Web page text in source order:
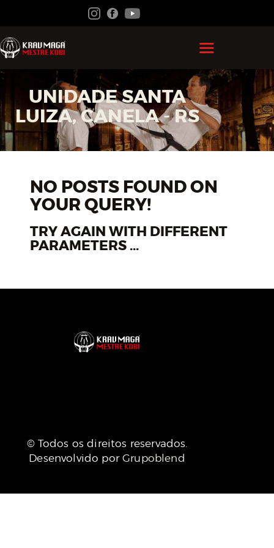
UNIDADE SANTA
LUIZA, CANELA - RS
HOME
GRÃO MESTRE KOBI
KRAV MAGA
FEDERAÇÃO
ACADEMIAS
CONTATO
ÁREA DO ALUNO
NO POSTS FOUND ON
YOUR QUERY!
TRY AGAIN WITH DIFFERENT
PARAMETERS ...
© Todos os direitos reservados.
Desenvolvido porGrupoblend